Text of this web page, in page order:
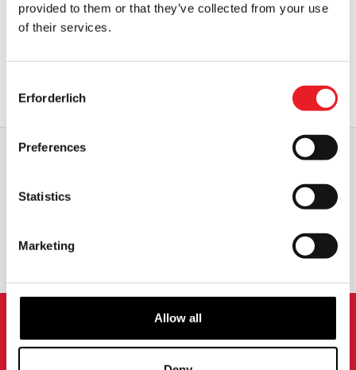
provided to them or that they’ve collected from your use
of their services.
Selection
Erforderlich
Preferences
Statistics
Marketing
Allow all
PRODUKT ANSEHEN
GRÖSSTE AUSWAHL IN G
UMTAUSCH ODER RÜCKGABE MASSGESCHNEIDERTE ANFRAGEN
ANMELDUNG ZUM